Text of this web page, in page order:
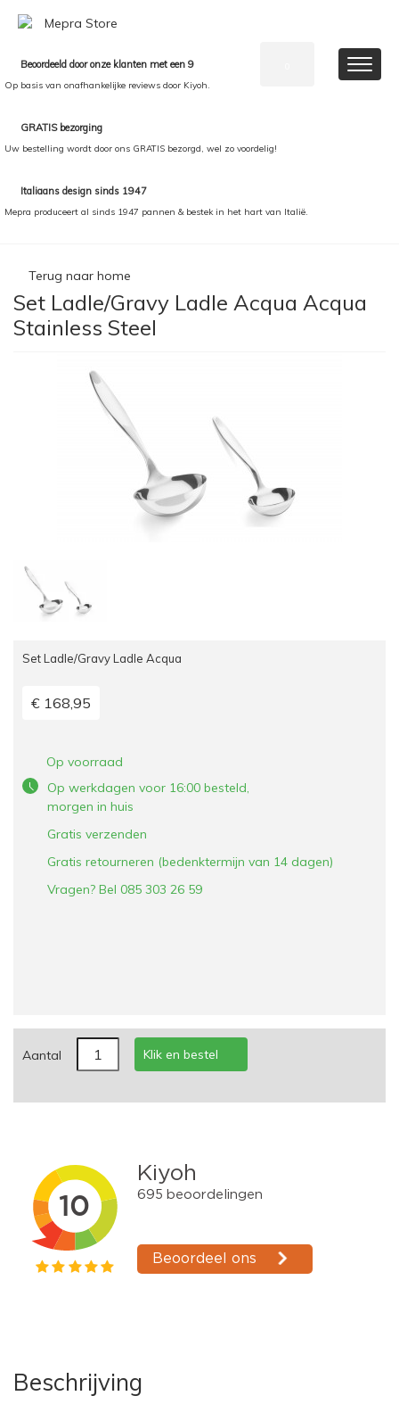
Beoordeeld door onze klanten met een 9
Op basis van onafhankelijke reviews door Kiyoh.
GRATIS bezorging
Uw bestelling wordt door ons GRATIS bezorgd, wel zo voordelig!
Italiaans design sinds 1947
Mepra produceert al sinds 1947 pannen & bestek in het hart van Italië.
Terug naar home
Set Ladle/Gravy Ladle Acqua Acqua
Stainless Steel
Set Ladle/Gravy Ladle Acqua
€ 168,95
Op voorraad
Op werkdagen voor 16:00 besteld,
morgen in huis
Gratis verzenden
Gratis retourneren (bedenktermijn van 14 dagen)
Vragen? Bel 085 303 26 59
Aantal Klik en bestel
Beschrijving